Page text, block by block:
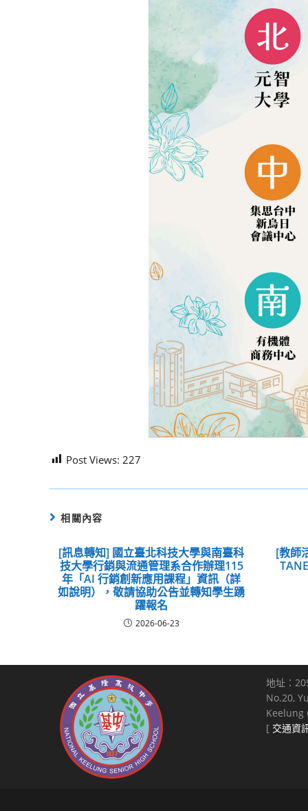
Post Views: 227
相關內容
[訊息轉知] 國立臺北科技大學與南臺科
技大學行銷與流通管理系合作辦理115
年「AI 行銷創新應用課程」資訊（詳
如說明），敬請協助公告並轉知學生踴
躍報名
2026-06-23
[教師
地址：
No.20,
Keelung
[ 交通資